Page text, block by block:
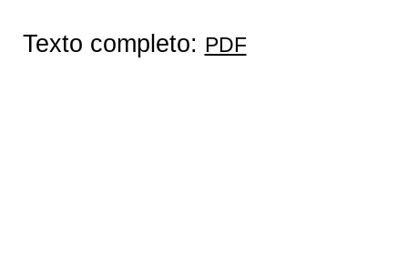
Texto completo: PDF